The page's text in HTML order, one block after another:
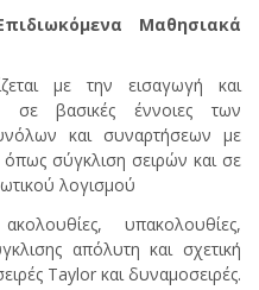
Μαθησιακά
με την εισαγωγή και
σε βασικές έννοιες των
και συναρτήσεων με
σύγκλιση σειρών και σε
λογισμού
υπακολουθίες,
απόλυτη και σχετική
Taylor και δυναμοσειρές.